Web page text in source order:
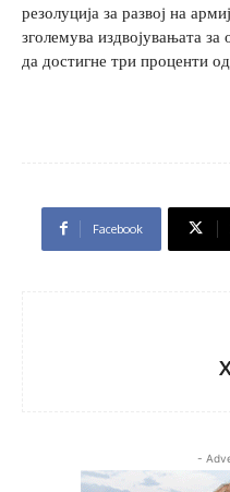
резолуција за развој на
зголемува издвојувањата
да достигне три проценти
Facebook
-